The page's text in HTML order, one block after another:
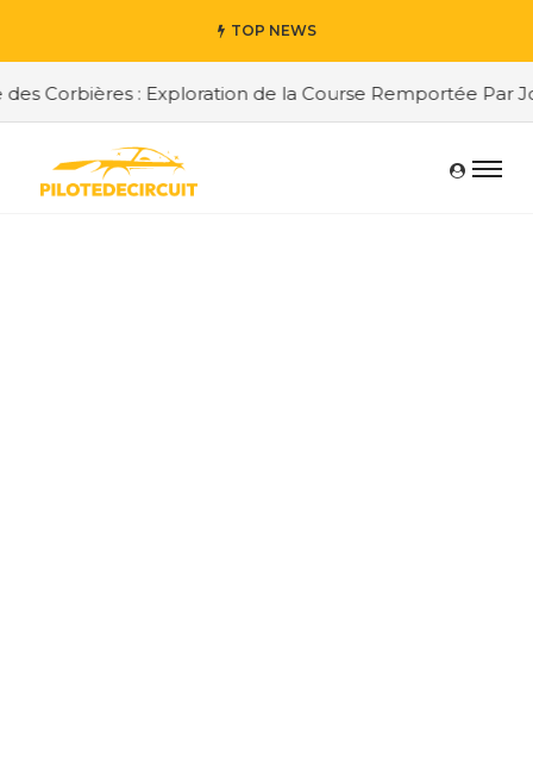
TOP NEWS
Corbières : Exploration de la Course Remportée Par